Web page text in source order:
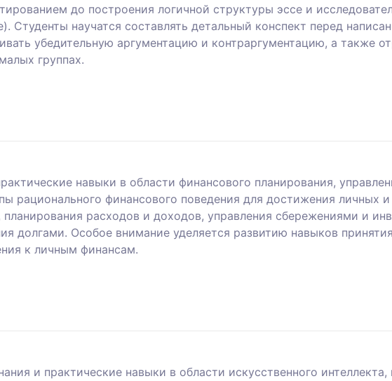
до построения логичной структуры эссе и
Студенты научатся составлять детальный конспект перед
убедительную аргументацию и контраргументацию, а также
группах.
навыки в области финансового планирования,
рационального финансового поведения для достижения личных
расходов и доходов, управления сбережениями и
долгами. Особое внимание уделяется развитию навыков
к личным финансам.
и практические навыки в области искусственного